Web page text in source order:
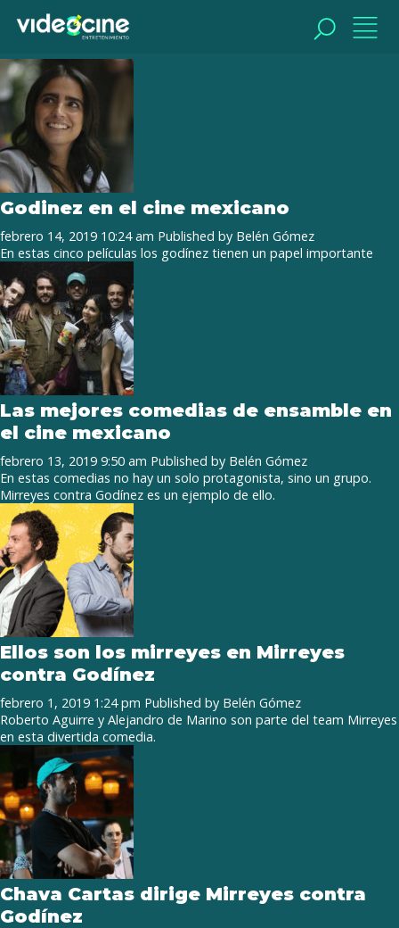
Tag Archive: Mirreyes contra
Godínez
Godinez en el cine mexicano
febrero 14, 2019 10:24 am Published by Belén Gómez
En estas cinco películas los godínez tienen un papel importante
Las mejores comedias de ensamble en
el cine mexicano
febrero 13, 2019 9:50 am Published by Belén Gómez
En estas comedias no hay un solo protagonista, sino un grupo.
Mirreyes contra Godínez es un ejemplo de ello.
Ellos son los mirreyes en Mirreyes
contra Godínez
febrero 1, 2019 1:24 pm Published by Belén Gómez
Roberto Aguirre y Alejandro de Marino son parte del team Mirreyes
en esta divertida comedia.
Chava Cartas dirige Mirreyes contra
Godínez